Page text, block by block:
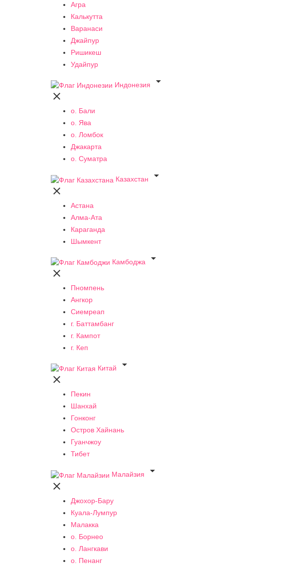
Агра
Калькутта
Варанаси
Джайпур
Ришикеш
Удайпур
Индонезия


о. Бали
о. Ява
о. Ломбок
Джакарта
о. Суматра
Казахстан


Астана
Алма-Ата
Караганда
Шымкент
Камбоджа


Пномпень
Ангкор
Сиемреап
г. Баттамбанг
г. Кампот
г. Кеп
Китай


Пекин
Шанхай
Гонконг
Остров Хайнань
Гуанчжоу
Тибет
Малайзия


Джохор-Бару
Куала-Лумпур
Малакка
о. Борнео
о. Лангкави
о. Пенанг